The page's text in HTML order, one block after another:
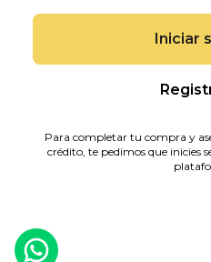
Iniciar
Para completar tu compra y
crédito, te pedimos que inicies